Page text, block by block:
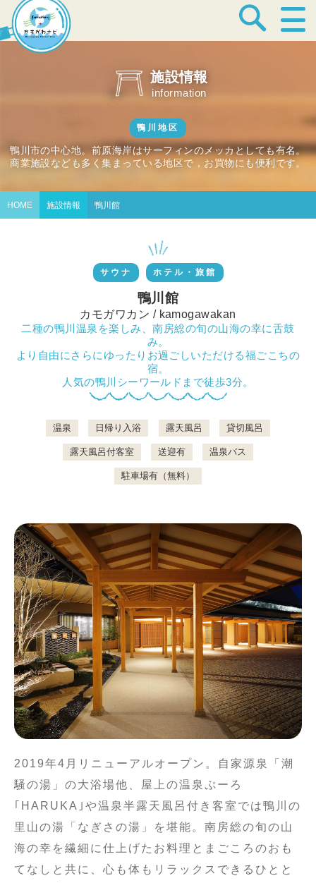
宿泊・温泉
見どころ
鴨川について
生活
レンタサイクル
施設情報
information
鴨川地区
鴨川市の中心地。前原海岸はサーフィンのメッカとしても有名。
商業施設なども多く集まっている地区で，お買物にも便利です。
HOME 施設情報 鴨川館
サウナ ホテル・旅館
鴨川館
カモガワカン / kamogawakan
二種の鴨川温泉を楽しみ、南房総の旬の山海の幸に舌鼓
み。
より自由にさらにゆったりお過ごしいただける福ごこちの
宿。
人気の鴨川シーワールドまで徒歩3分。
温泉 日帰り入浴 露天風呂 貸切風呂
露天風呂付客室 送迎有 温泉バス
駐車場有（無料）
2019年4月リニューアルオープン。自家源泉「潮
騒の湯」の大浴場他、屋上の温泉ぷーろ
｢HARUKA｣や温泉半露天風呂付き客室では鴨川の
里山の湯「なぎさの湯」を堪能。南房総の旬の山
海の幸を繊細に仕上げたお料理とまごころのおも
てなしと共に、心も体もリラックスできるひとと